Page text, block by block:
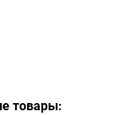
товары: